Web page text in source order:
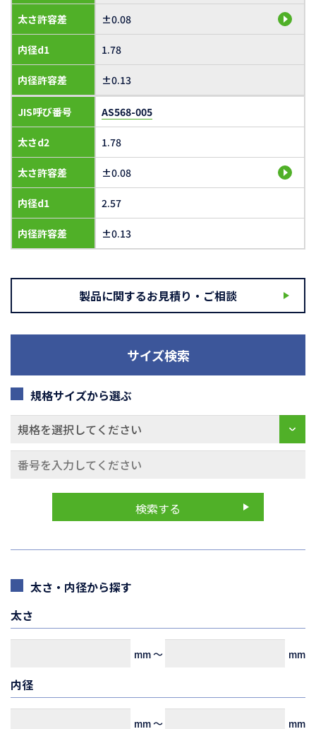
太さ許容差
内径d1
内径許容差
±0.08
1.78
±0.13
JIS呼び番号
太さd2
太さ許容差
内径d1
内径許容差
AS568-005
1.78
±0.08
2.57
±0.13
製品に関するお見積り・ご相談
サイズ検索
規格サイズから選ぶ
太さ・内径から探す
太さ
mm～ mm
内径
mm～ mm